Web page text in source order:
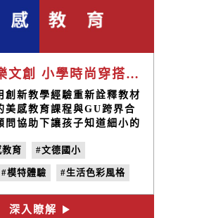
GU X 甘樂文創 小學時尚穿搭美感體驗課程
創新教學經驗重新詮釋教材
美感教育課程與GU跨界合
問協助下讓孩子知道細小的
育 #文德國小
#模特體驗 #生活色彩風格
深入瞭解